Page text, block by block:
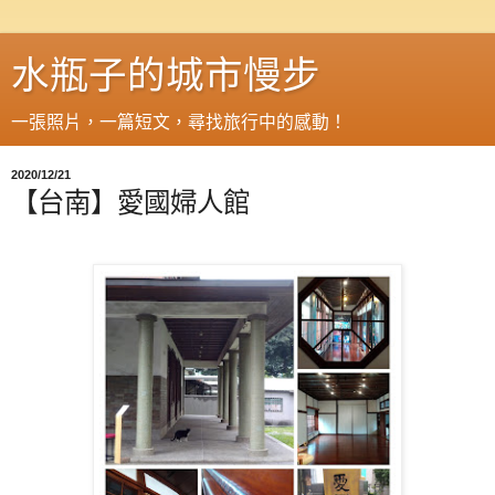
水瓶子的城市慢步
一張照片，一篇短文，尋找旅行中的感動！
2020/12/21
【台南】愛國婦人館